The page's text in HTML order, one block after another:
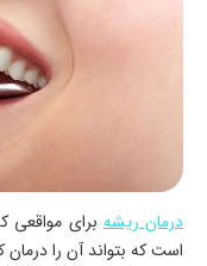
درمان ریشهبرای مواقعی
است که بتواند آن را